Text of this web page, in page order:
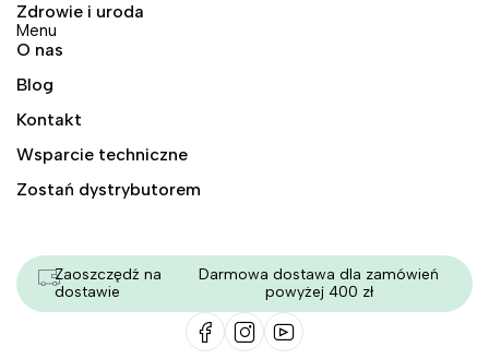
Zdrowie i uroda
Menu
O nas
Blog
Kontakt
Wsparcie techniczne
Zostań dystrybutorem
Zaoszczędź na
dostawie
Darmowa dostawa dla zamówień
powyżej 400 zł